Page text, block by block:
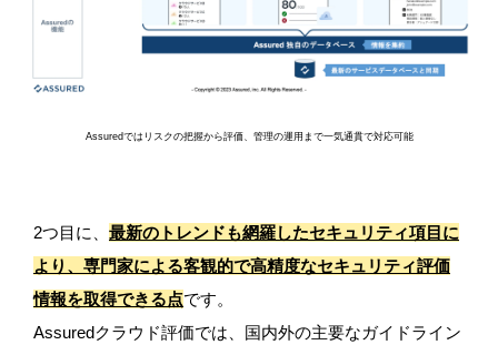
Assuredではリスクの把握から評価、管理の運用まで一気通貫で対応可能
2つ目に、 最新のトレンドも網羅したセキュリティ項目に
より、専門家による客観的で高精度なセキュリティ評価
情報を取得できる点です。
Assuredクラウド評価では、国内外の主要なガイドライン